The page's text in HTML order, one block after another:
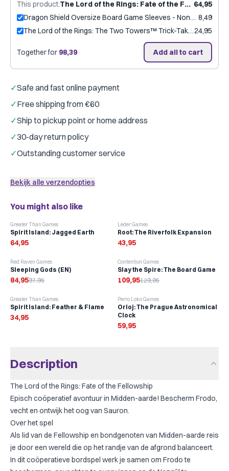
fits perfectly·Dragon Shield Oversize ·1 pack
Just €0.10 per card
Add game with sleeves
This product: The Lord of the Rings: Fate of the Fellowship 64,95
Dragon Shield Oversize Board Game Sleeves - Non-Glare 80 x 120 mm (100 stuks) 8,49
The Lord of the Rings: The Two Towers™ Trick-Taking Game (EN)24,95
Together for 98,39 Add all to cart
✓Safe and fast online payment
✓Free shipping from €60
✓Ship to pickup point or home address
✓30-day return policy
✓Outstanding customer service
Bekijk alle verzendopties
You might also like
Greater Than Games
Spirit Island: Jagged Earth
64,95
Leder Games
Root: The Riverfolk Expansion
43,95
-13%
Red Raven Games
Sleeping Gods (EN)
84,9597,95
-15%
Contention Games
Slay the Spire: The Board Game
109,95129,95
Greater Than Games
Spirit Island: Feather & Flame
34,95
Perro Loko Games
Orloj: The Prague Astronomical
Clock
59,95
Description
The Lord of the Rings: Fate of the Fellowship
Episch coöperatief avontuur in Midden-aarde! Bescherm Frodo,
vecht en ontwijk het oog van Sauron.
Over het spel
Als lid van de Fellowship en bondgenoten van Midden-aarde reis
je door een wereld die op het randje van de afgrond balanceert.
In dit coöperatieve bordspel werk je samen om Frodo te